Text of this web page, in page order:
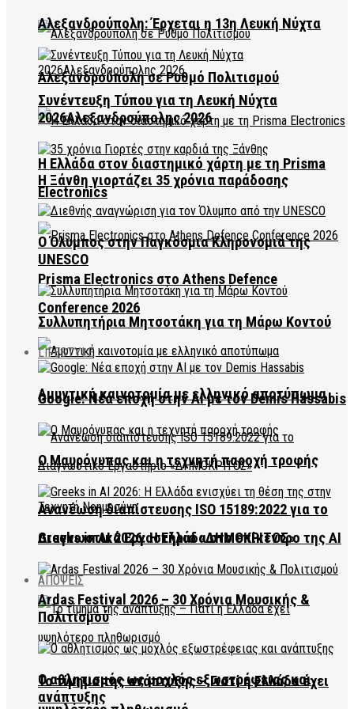
Αλεξανδρούπολη σε Ρυθμό Πολιτισμού
Η Ελλάδα στον διαστημικό χάρτη με τη Prisma
Electronics
Prisma Electronics στο Athens Defence
Conference 2026
Αμυντική καινοτομία με ελληνικό αποτύπωμα
Ανανέωση διαπίστευσης ISO 15189:2022 για το
Διαγνωστικό Εργαστήριο «ΔΗΜΟΚΡΙΤΟΣ»
ΑΠΟΨΕΙΣ
Το τίμημα της ανάπτυξης – Γιατί η Ελλάδα έχει
Αλεξανδρούπολη: Έρχεται η 13η Λευκή Νύχτα
Συνέντευξη Τύπου για τη Λευκή Νύχτα
2026Αλεξανδρούπολης 2026
Η Ξάνθη γιορτάζει 35 χρόνια παράδοσης
Ο Όλυμπος στην Παγκόσμια Κληρονομιά της
UNESCO
Συλλυπητήρια Μητσοτάκη για τη Μάρω Κοντού
LIFESTYLE
Google: Νέα εποχή στην AI με τον Demis Hassabis
Ο Μαυρόγυπας και η τεχνητή παροχή τροφής
Greeks in AI 2026: Η Ελλάδα στο επίκεντρο της AI
Ardas Festival 2026 – 30 Χρόνια Μουσικής &
Πολιτισμού
Ο αθλητισμός ως μοχλός εξωστρέφειας και
ανάπτυξης